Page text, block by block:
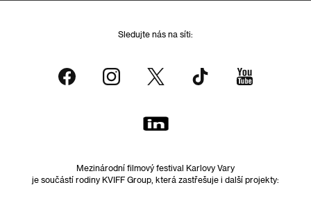
Sledujte nás na síti:
Mezinárodní filmový festival Karlovy Vary
je součástí rodiny KVIFF Group, která zastřešuje i další projekty: